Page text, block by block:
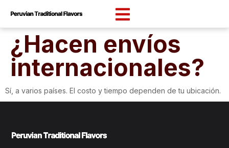
¿Hacen envíos
internacionales?
Sí, a varios países. El costo y tiempo dependen de tu ubicación.